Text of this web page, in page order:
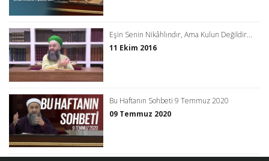
Eşin Senin Nikâhlındır, Ama Kulun Değildir...
11 Ekim 2016
Bu Haftanın Sohbeti 9 Temmuz 2020
09 Temmuz 2020